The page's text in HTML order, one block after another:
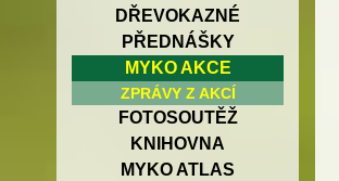
DŘEVOKAZNÉ
PŘEDNÁŠKY
MYKO AKCE
ZPRÁVY Z AKCÍ
FOTOSOUTĚŽ
KNIHOVNA
MYKO ATLAS